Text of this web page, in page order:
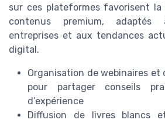
sur ces plateformes favorisent
contenus premium,
entreprises et aux tendances
digital.
Organisation de webinaires
pour partager conseils
d’expérience
Diffusion de livres blancs